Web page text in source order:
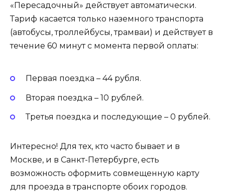
«Пересадочный» действует автоматически.
Тариф касается только наземного транспорта
(автобусы, троллейбусы, трамваи) и действует в
течение 60 минут с момента первой оплаты:
Первая поездка – 44 рубля.
Вторая поездка – 10 рублей.
Третья поездка и последующие – 0 рублей.
Интересно! Для тех, кто часто бывает и в
Москве, и в Санкт-Петербурге, есть
возможность оформить совмещенную карту
для проезда в транспорте обоих городов.